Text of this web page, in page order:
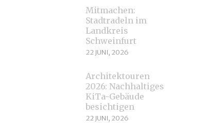
Mitmachen:
Stadtradeln im
Landkreis
Schweinfurt
22 JUNI, 2026
Architektouren
2026: Nachhaltiges
KiTa-Gebäude
besichtigen
22 JUNI, 2026